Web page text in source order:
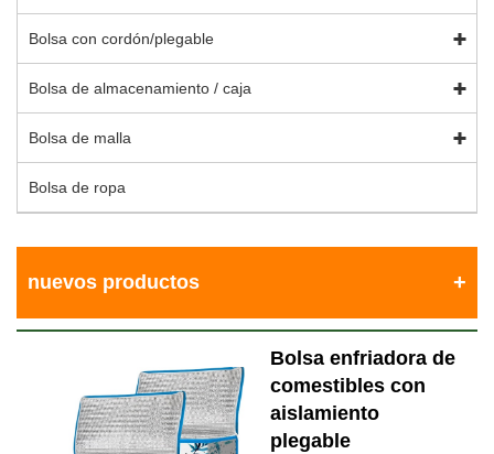
Bolsa con cordón/plegable
Bolsa de almacenamiento / caja
Bolsa de malla
Bolsa de ropa
nuevos productos
Bolsa enfriadora de
comestibles con
aislamiento
plegable